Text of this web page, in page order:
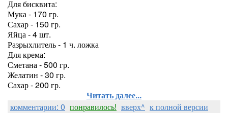
Для бисквита:
Мука - 170 гр.
Сахар - 150 гр.
Яйца - 4 шт.
Разрыхлитель - 1 ч. ложка
Для крема:
Сметана - 500 гр.
Желатин - 30 гр.
Сахар - 200 гр.
Читать далее...
комментарии: 0 понравилось! вверх^ к полной версии